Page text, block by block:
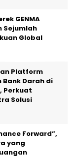
GENMA
Sejumlah
Global
Platform
Darah di
Perkuat
Solusi
Forward”,
yang